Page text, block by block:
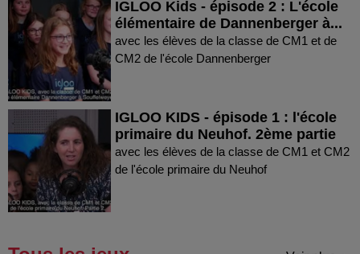
IGLOO Kids - épisode 2 : L'école
élémentaire de Dannenberger à...
avec les élèves de la classe de CM1 et de
CM2 de l'école Dannenberger
IGLOO KIDS - épisode 1 : l'école
primaire du Neuhof. 2ème partie
avec les élèves de la classe de CM1 et CM2
de l'école primaire du Neuhof